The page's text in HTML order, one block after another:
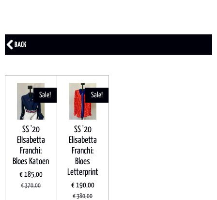
BACK
Sale!
SS '20
ElIsabetta
Franchi:
Bloes Katoen
€ 185,00
€ 370,00
Sale!
SS '20
Elisabetta
Franchi:
Bloes
Letterprint
€ 190,00
€ 380,00